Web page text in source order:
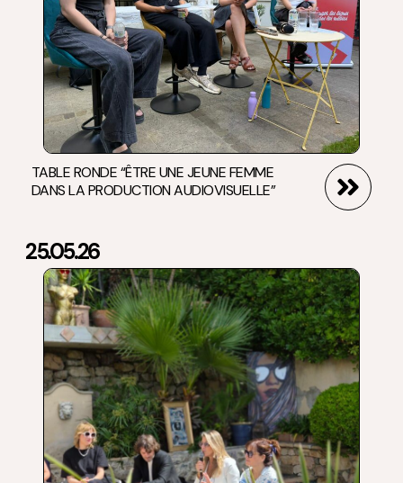
TABLE RONDE “ÊTRE UNE JEUNE FEMME
DANS LA PRODUCTION AUDIOVISUELLE”
25.05.26